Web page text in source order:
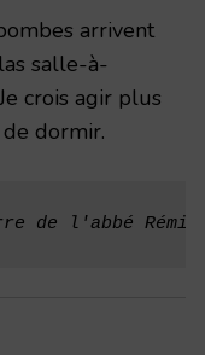
arrivent
salle-à-
crois agir plus
dormir.
de l'abbé